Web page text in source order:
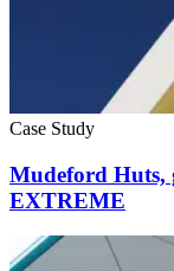
Case Study
Mudeford Huts,
EXTREME